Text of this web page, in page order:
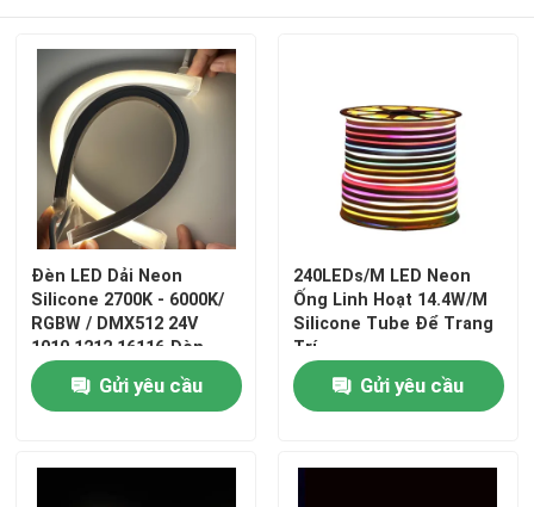
Đèn LED Dải Neon
Silicone 2700K - 6000K/
RGBW / DMX512 24V
1010 1212 16116 Đèn
Neon
Gửi yêu cầu
240LEDs/M LED Neon
Ống Linh Hoạt 14.4W/M
Silicone Tube Để Trang
Trí
Gửi yêu cầu